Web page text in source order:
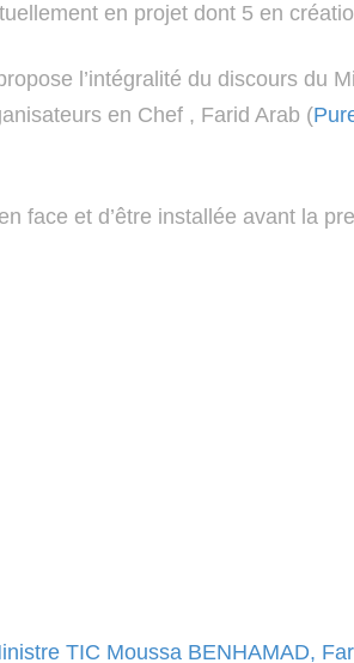
en projet dont 5 en
l’intégralité du discours du
en Chef , Farid Arab (
face et d’être installée avant la
TIC Moussa BENHAMAD,